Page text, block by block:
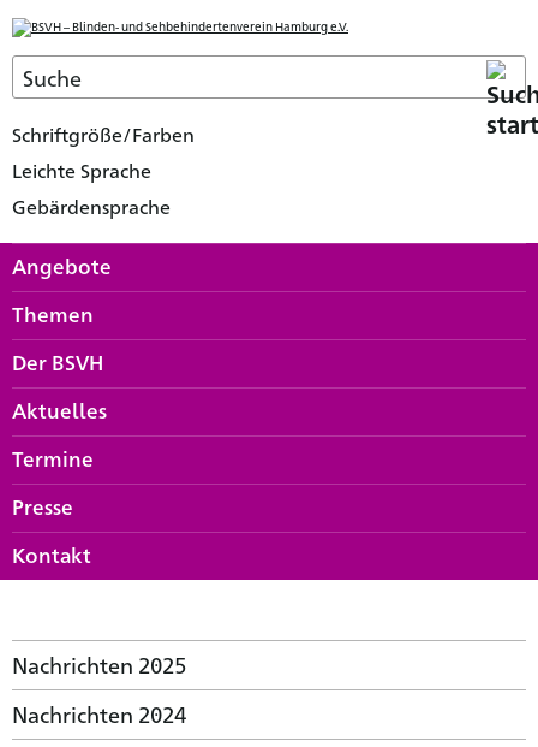
Schriftgröße/Farben
Leichte Sprache
Gebärdensprache
Angebote
Themen
Der BSVH
Aktuelles
Termine
Presse
Kontakt
Nachrichten 2025
Nachrichten 2024